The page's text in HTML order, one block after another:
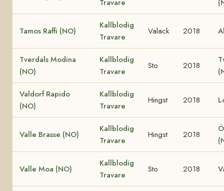
Travare
Tamos Raffi (NO)
Kallblodig
Travare
Valack 2018
Tverdals Modina
(NO)
Kallblodig
Travare
Sto 2018
Valdorf Rapido
(NO)
Kallblodig
Travare
Hingst 2018
Valle Brasse (NO)
Kallblodig
Travare
Hingst 2018
Valle Moa (NO)
Kallblodig
Travare
Sto 2018